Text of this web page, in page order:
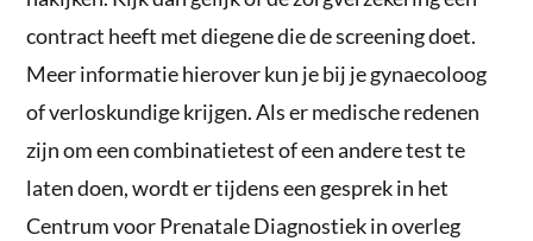
contract heeft met diegene die de screening doet.
Meer informatie hierover kun je bij je gynaecoloog
of verloskundige krijgen. Als er medische redenen
zijn om een combinatietest of een andere test te
laten doen, wordt er tijdens een gesprek in het
Centrum voor Prenatale Diagnostiek in overleg